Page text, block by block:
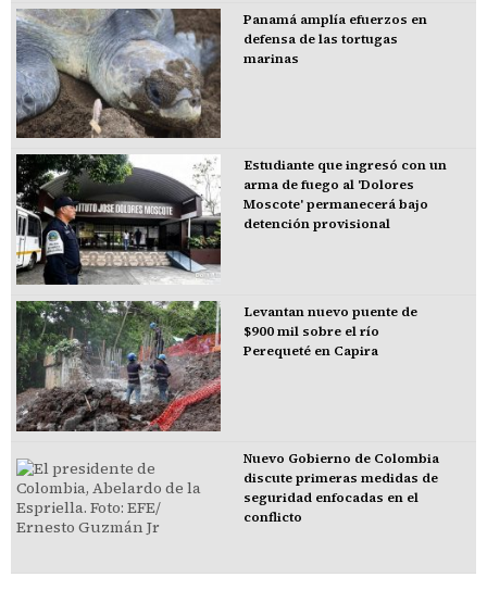
Panamá amplía efuerzos en
defensa de las tortugas
marinas
Estudiante que ingresó con un
arma de fuego al 'Dolores
Moscote' permanecerá bajo
detención provisional
Levantan nuevo puente de
$900 mil sobre el río
Perequeté en Capira
Nuevo Gobierno de Colombia
discute primeras medidas de
seguridad enfocadas en el
conflicto